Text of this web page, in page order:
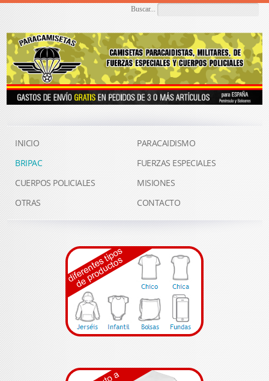
Buscar...
INICIO
PARACAIDISMO
BRIPAC
FUERZAS ESPECIALES
CUERPOS POLICIALES
MISIONES
OTRAS
CONTACTO